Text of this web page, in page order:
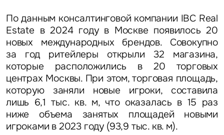
По данным консалтинговой компании IBC Real
Estate в 2024 году в Москве появилось 20
новых международных брендов. Совокупно
за год ритейлеры открыли 32 магазина,
которые расположились в 20 торговых
центрах Москвы. При этом, торговая площадь,
которую заняли новые игроки, составила
лишь 6,1 тыс. кв. м, что оказалась в 15 раз
ниже объема занятых площадей новыми
игроками в 2023 году (93,9 тыс. кв. м).